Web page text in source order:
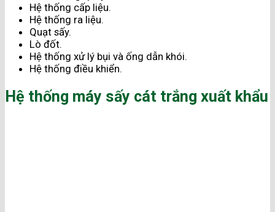
Hệ thống cấp liệu.
Hệ thống ra liệu.
Quạt sấy.
Lò đốt.
Hệ thống xử lý bụi và ống dẫn khói.
Hệ thống điều khiển.
Hệ thống máy sấy cát trắng xuất khẩu